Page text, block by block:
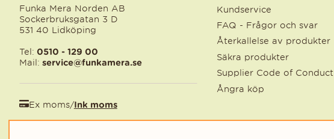
Funka Mera Norden AB
Sockerbruksgatan 3 D
531 40 Lidköping
Tel: 0510 - 129 00
Mail: service@funkamera.se
Ex moms/Ink moms
Kundservice
FAQ - Frågor och svar
Återkallelse av produkter
Säkra produkter
Supplier Code of Conduct
Ångra köp